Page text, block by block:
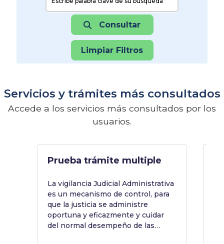
Consultar
Limpiar Filtros
Servicios y trámites más consultados
Accede a los servicios más consultados por los
usuarios.
Prueba trámite multiple
La vigilancia Judicial Administrativa
es un mecanismo de control, para
que la justicia se administre
oportuna y eficazmente y cuidar
del normal desempeño de las